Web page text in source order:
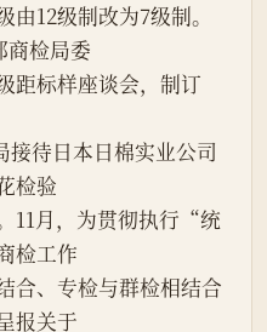
12级制改为7级制。
商检局委
距标样座谈会，制订
检验
11月，为贯彻执行“统
检工作
合、专检与群检相结合
报关于